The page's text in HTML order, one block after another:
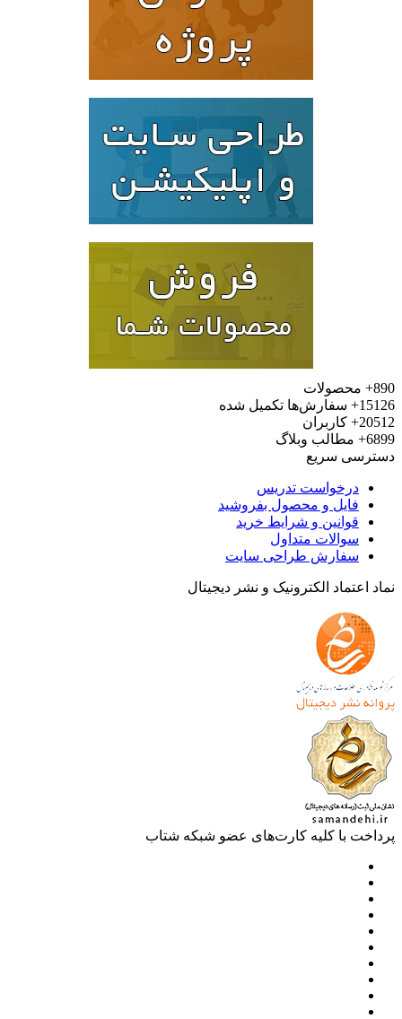
محصولات
سفارش‌ها تکمیل شده
کاربران
مطالب وبلاگ
سریع
درخواست تدریس
فایل و محصول بفروشید
قوانین و شرایط خرید
سوالات متداول
سفارش طراحی سایت
اعتماد الکترونیک و نشر دیجیتال
با کلیه کارت‌های عضو شبکه شتاب